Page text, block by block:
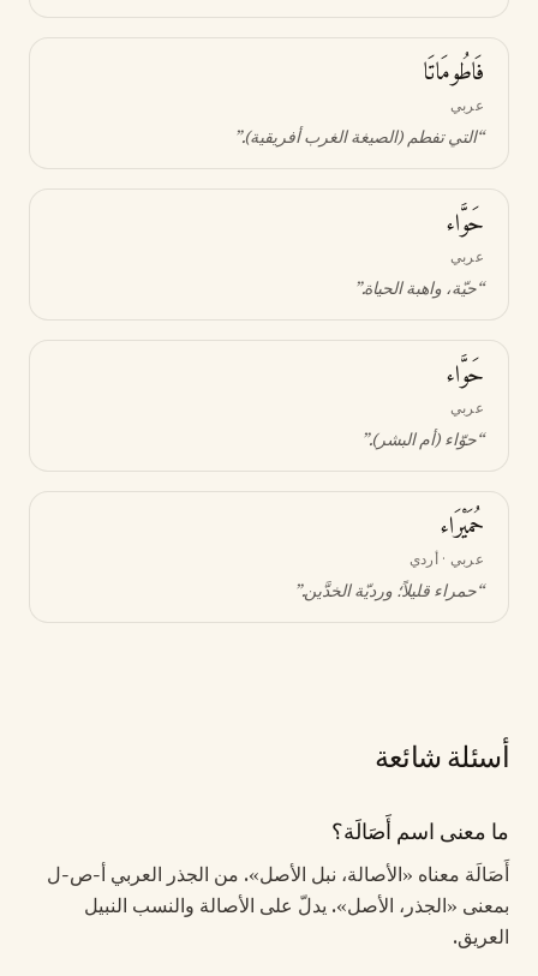
فَاطُومَاتَا
عربي
“التي تفطم (الصيغة الغرب أفريقية).”
حَوَّاء
عربي
“حيّة، واهبة الحياة.”
حَوَّاء
عربي
“حوّاء (أم البشر).”
حُمَيْرَاء
عربي · أردي
“حمراء قليلاً؛ ورديّة الخدَّين.”
أسئلة شائعة
ما معنى اسم أَصَالَة؟
أَصَالَة معناه «الأصالة، نبل الأصل». من الجذر العربي أ-ص-ل
بمعنى «الجذر، الأصل». يدلّ على الأصالة والنسب النبيل
العريق.